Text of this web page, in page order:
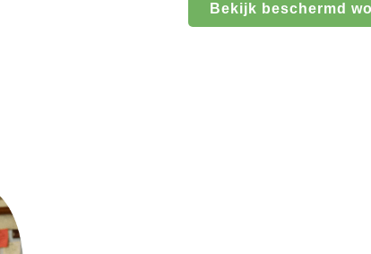
Bekijk beschermd